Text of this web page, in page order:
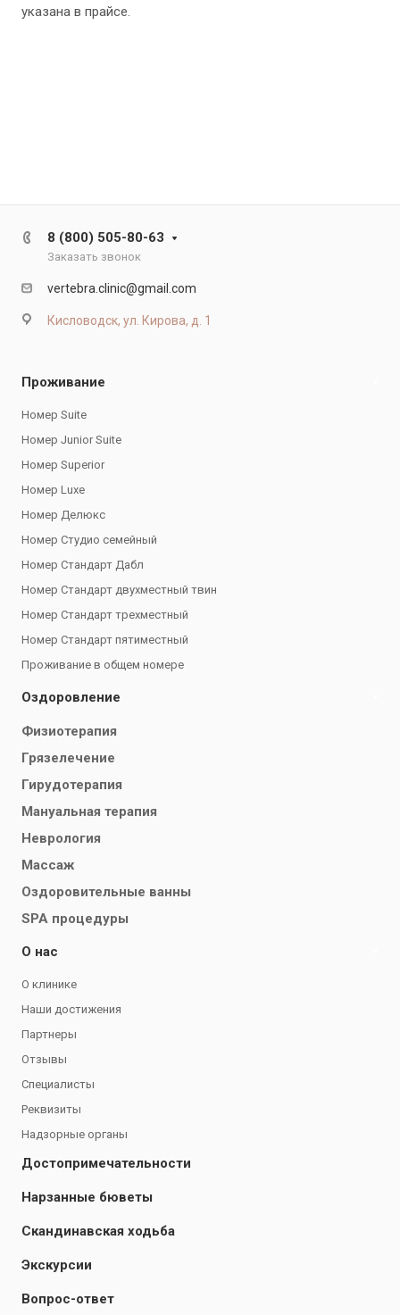
указана в прайсе.
8 (800) 505-80-63
Заказать звонок
vertebra.clinic@gmail.com
Кисловодск, ул. Кирова, д. 1
Проживание
Номер Suite
Номер Junior Suite
Номер Superior
Номер Luxe
Номер Делюкс
Номер Студио семейный
Номер Стандарт Дабл
Номер Стандарт двухместный твин
Номер Стандарт трехместный
Номер Стандарт пятиместный
Проживание в общем номере
Оздоровление
Физиотерапия
Грязелечение
Гирудотерапия
Мануальная терапия
Неврология
Массаж
Оздоровительные ванны
SPA процедуры
О нас
О клинике
Наши достижения
Партнеры
Отзывы
Специалисты
Реквизиты
Надзорные органы
Достопримечательности
Нарзанные бюветы
Скандинавская ходьба
Экскурсии
Вопрос-ответ